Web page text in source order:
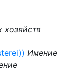
хозяйств
Имение